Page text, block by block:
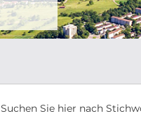
Suchen Sie hier nach